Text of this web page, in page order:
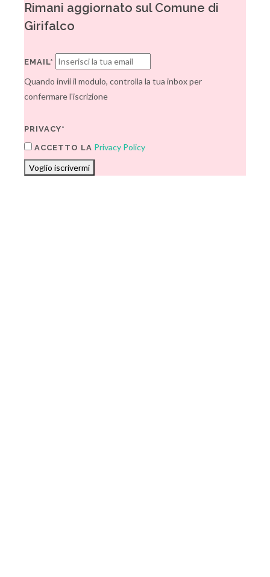
Rimani aggiornato sul Comune di
Girifalco
EMAIL*
Quando invii il modulo, controlla la tua inbox per
confermare l'iscrizione
PRIVACY*
ACCETTO LA Privacy Policy
Voglio iscrivermi